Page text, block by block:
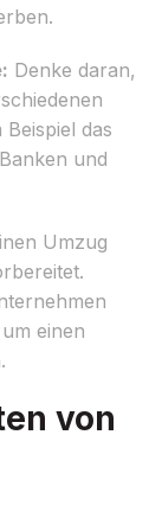
Denke daran,
das
und
Umzug
einen
von